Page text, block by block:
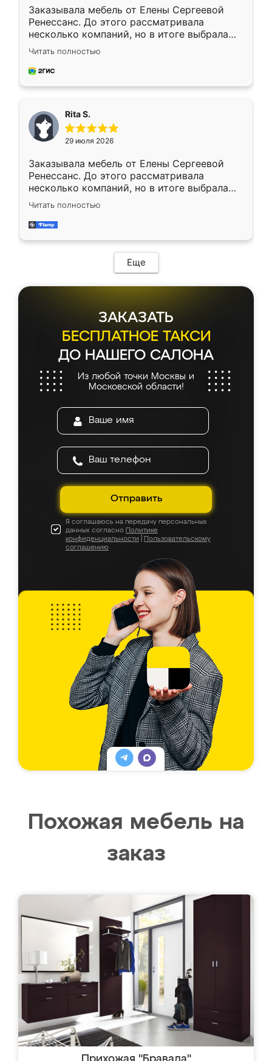
Заказывала мебель от Елены Сергеевой
Ренессанс. До этого рассматривала
несколько компаний, но в итоге выбрала
эту. Сначала обговорили условия, потом
приехал замерщик, всё спокойно объяснил
и снял размеры. Изготовили в срок, с
каких-либо доработок. Качеством осталась
довольна, все выглядит так, как и ожидала.
Читать полностью
Rita S.
29 июля 2026
Заказывала мебель от Елены Сергеевой
Ренессанс. До этого рассматривала
несколько компаний, но в итоге выбрала
эту. Сначала обговорили условия, потом
приехал замерщик, всё спокойно объяснил
и снял размеры. Изготовили в срок, с
мебель сразу встала на свое место без
каких-либо доработок. Качеством осталась
довольна, все выглядит так, как и ожидала.
Читать полностью
Еще
ЗАКАЗАТЬ
БЕСПЛАТНОЕ ТАКСИ
ДО НАШЕГО САЛОНА
Из любой точки Москвы и
Московской области!
Отправить
Я соглашаюсь на передачу персональных
данных согласно Политике
конфиденциальности
Пользовательскому
соглашению
Похожая мебель на
заказ